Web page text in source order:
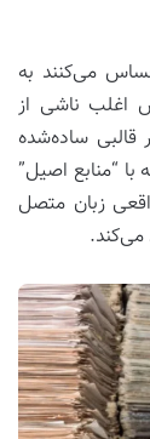
می‌کنند به
اغلب ناشی از
قالبی ساده‌شده
“منابع اصیل”
زبان متصل
می‌کند.